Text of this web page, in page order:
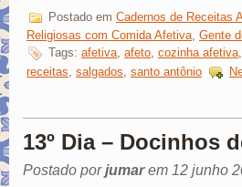
Postado em Cadernos de Receitas
Religiosas com Comida Afetiva, Gente
Tags: afetiva, afeto, cozinha afetiva,
receitas, salgados, santo antônio
13º Dia – Docinhos
Postado porjumarem 12 junho